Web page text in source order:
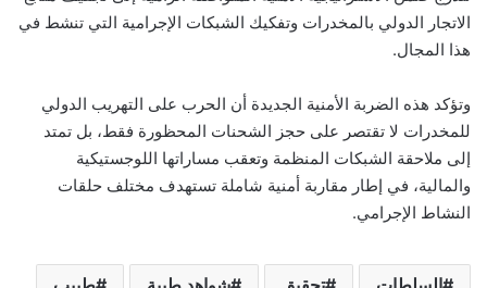
الاتجار الدولي بالمخدرات وتفكيك الشبكات الإجرامية التي تنشط في
هذا المجال.
وتؤكد هذه الضربة الأمنية الجديدة أن الحرب على التهريب الدولي
للمخدرات لا تقتصر على حجز الشحنات المحظورة فقط، بل تمتد
إلى ملاحقة الشبكات المنظمة وتعقب مساراتها اللوجستيكية
والمالية، في إطار مقاربة أمنية شاملة تستهدف مختلف حلقات
النشاط الإجرامي.